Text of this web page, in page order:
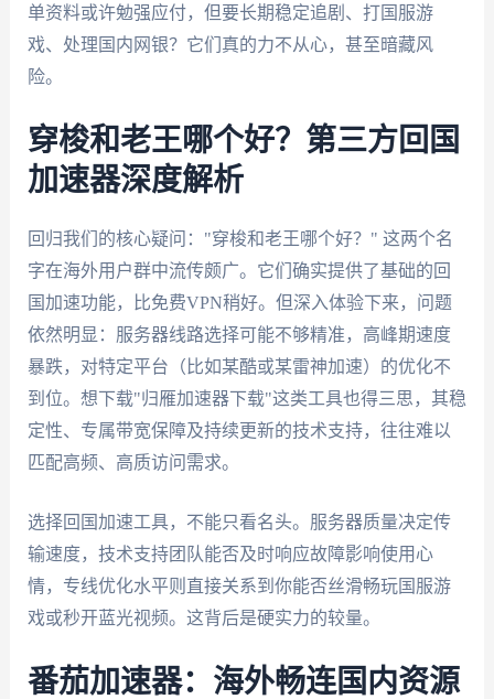
单资料或许勉强应付，但要长期稳定追剧、打国服游
戏、处理国内网银？它们真的力不从心，甚至暗藏风
险。
穿梭和老王哪个好？第三方回国
加速器深度解析
回归我们的核心疑问："穿梭和老王哪个好？" 这两个名
字在海外用户群中流传颇广。它们确实提供了基础的回
国加速功能，比免费VPN稍好。但深入体验下来，问题
依然明显：服务器线路选择可能不够精准，高峰期速度
暴跌，对特定平台（比如某酷或某雷神加速）的优化不
到位。想下载"归雁加速器下载"这类工具也得三思，其稳
定性、专属带宽保障及持续更新的技术支持，往往难以
匹配高频、高质访问需求。
选择回国加速工具，不能只看名头。服务器质量决定传
输速度，技术支持团队能否及时响应故障影响使用心
情，专线优化水平则直接关系到你能否丝滑畅玩国服游
戏或秒开蓝光视频。这背后是硬实力的较量。
番茄加速器：海外畅连国内资源